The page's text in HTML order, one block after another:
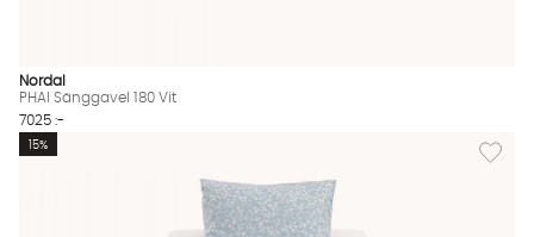
Nordal
PHAI Sänggavel 180 Vit
7025 :-
Lägg
15%